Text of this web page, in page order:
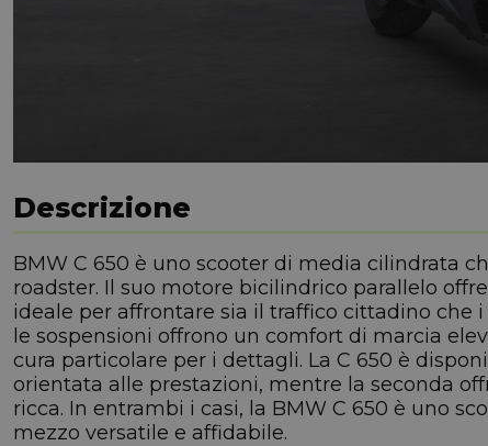
Descrizione
BMW C 650 è uno scooter di media cilindrata
roadster. Il suo motore bicilindrico parallelo
ideale per affrontare sia il traffico cittadino che
le sospensioni offrono un comfort di marcia
cura particolare per i dettagli. La C 650 è
orientata alle prestazioni, mentre la seconda
ricca. In entrambi i casi, la BMW C 650 è uno
mezzo versatile e affidabile.